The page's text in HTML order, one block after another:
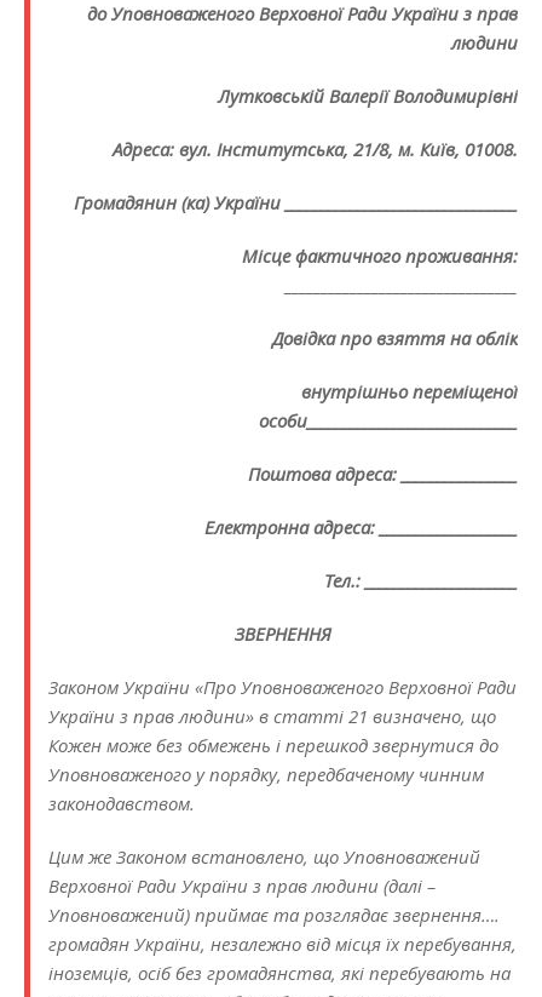
до Уповноваженого Верховної Ради України з прав
людини
Лутковській Валерії Володимирівні
Адреса: вул. Інститутська, 21/8, м. Київ, 01008.
Громадянин (ка) України ________________________________
Місце фактичного проживання:
Довідка про взяття на облік
внутрішньо переміщеної
особи_____________________________
Поштова адреса: ________________
Електронна адреса: ___________________
Тел.: _____________________
ЗВЕРНЕННЯ
Законом України «Про Уповноваженого Верховної Ради
України з прав людини» в статті 21 визначено, що
Кожен може без обмежень і перешкод звернутися до
Уповноваженого у порядку, передбаченому чинним
законодавством.
Цим же Законом встановлено, що Уповноважений
Верховної Ради України з прав людини (далі –
Уповноважений) приймає та розглядає звернення….
громадян України, незалежно від місця їх перебування,
іноземців, осіб без громадянства, які перебувають на